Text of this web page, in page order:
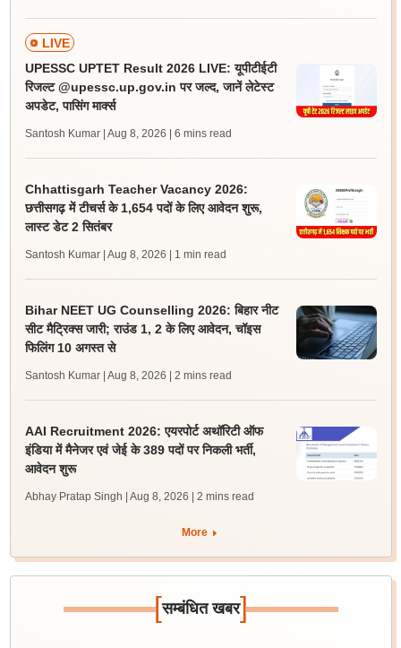
LIVE
UPESSC UPTET Result 2026 LIVE: यूपीटीईटी
रिजल्ट @upessc.up.gov.in पर जल्द, जानें लेटेस्ट
अपडेट, पासिंग मार्क्स
Santosh Kumar | Aug 8, 2026 | 6 mins read
Chhattisgarh Teacher Vacancy 2026:
छत्तीसगढ़ में टीचर्स के 1,654 पदों के लिए आवेदन शुरू,
लास्ट डेट 2 सितंबर
Santosh Kumar | Aug 8, 2026 | 1 min read
Bihar NEET UG Counselling 2026: बिहार नीट
सीट मैट्रिक्स जारी; राउंड 1, 2 के लिए आवेदन, चॉइस
फिलिंग 10 अगस्त से
Santosh Kumar | Aug 8, 2026 | 2 mins read
AAI Recruitment 2026: एयरपोर्ट अथॉरिटी ऑफ
इंडिया में मैनेजर एवं जेई के 389 पदों पर निकली भर्ती,
आवेदन शुरू
Abhay Pratap Singh | Aug 8, 2026 | 2 mins read
More
[सम्बंधित खबर]